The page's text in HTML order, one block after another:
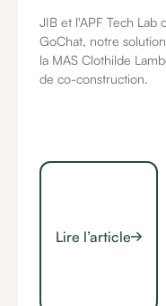
JIB et l'APF Tech Lab
GoChat, notre
la MAS Clothilde
de co-construction.
Lire l’article